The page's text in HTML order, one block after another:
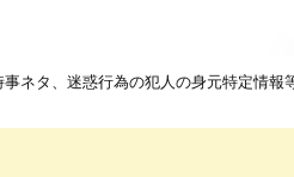
タ、迷惑行為の犯人の身元特定情